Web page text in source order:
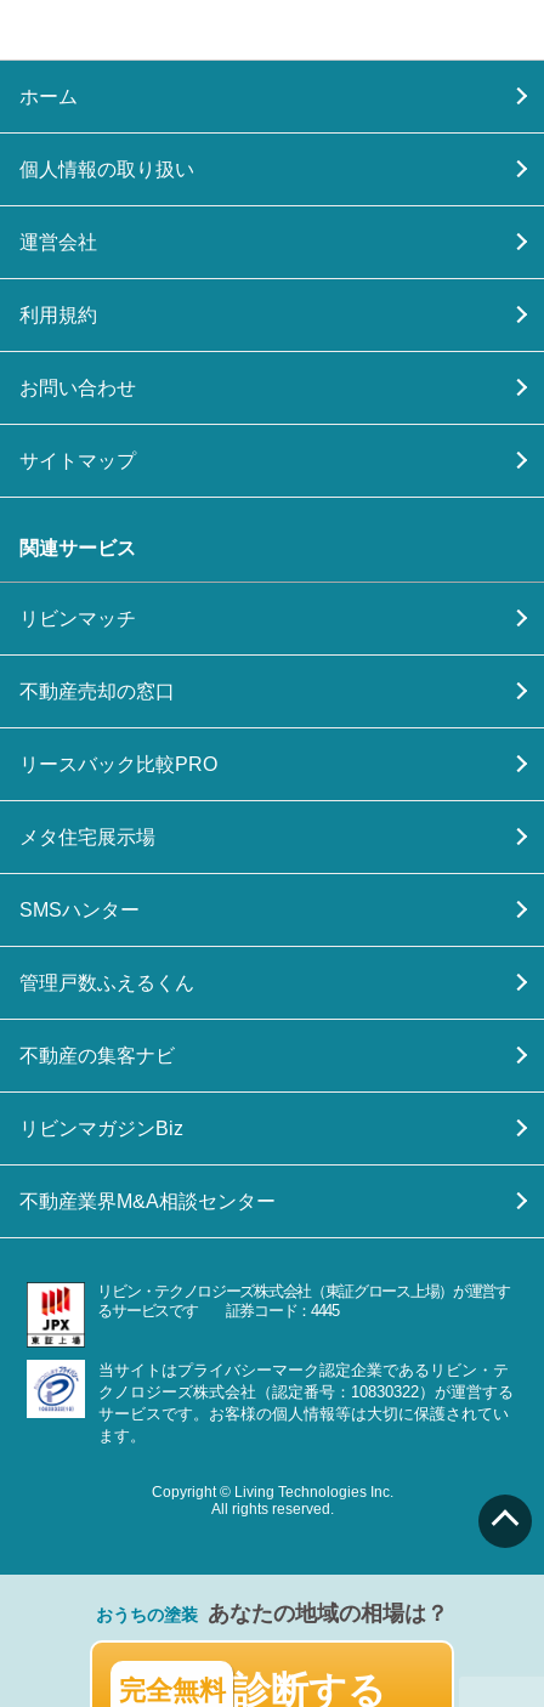
ホーム
個人情報の取り扱い
運営会社
利用規約
お問い合わせ
サイトマップ
関連サービス
リビンマッチ
不動産売却の窓口
リースバック比較PRO
メタ住宅展示場
SMSハンター
管理戸数ふえるくん
不動産の集客ナビ
リビンマガジンBiz
不動産業界M&A相談センター
リビン・テクノロジーズ株式会社（東証グロース上場）が運営す
るサービスです 証券コード：4445
当サイトはプライバシーマーク認定企業であるリビン・テ
クノロジーズ株式会社（認定番号：10830322）が運営する
サービスです。お客様の個人情報等は大切に保護されてい
ます。
Copyright © Living Technologies Inc.
All rights reserved.
おうちの塗装 あなたの地域の相場は？
完全無料 診断する